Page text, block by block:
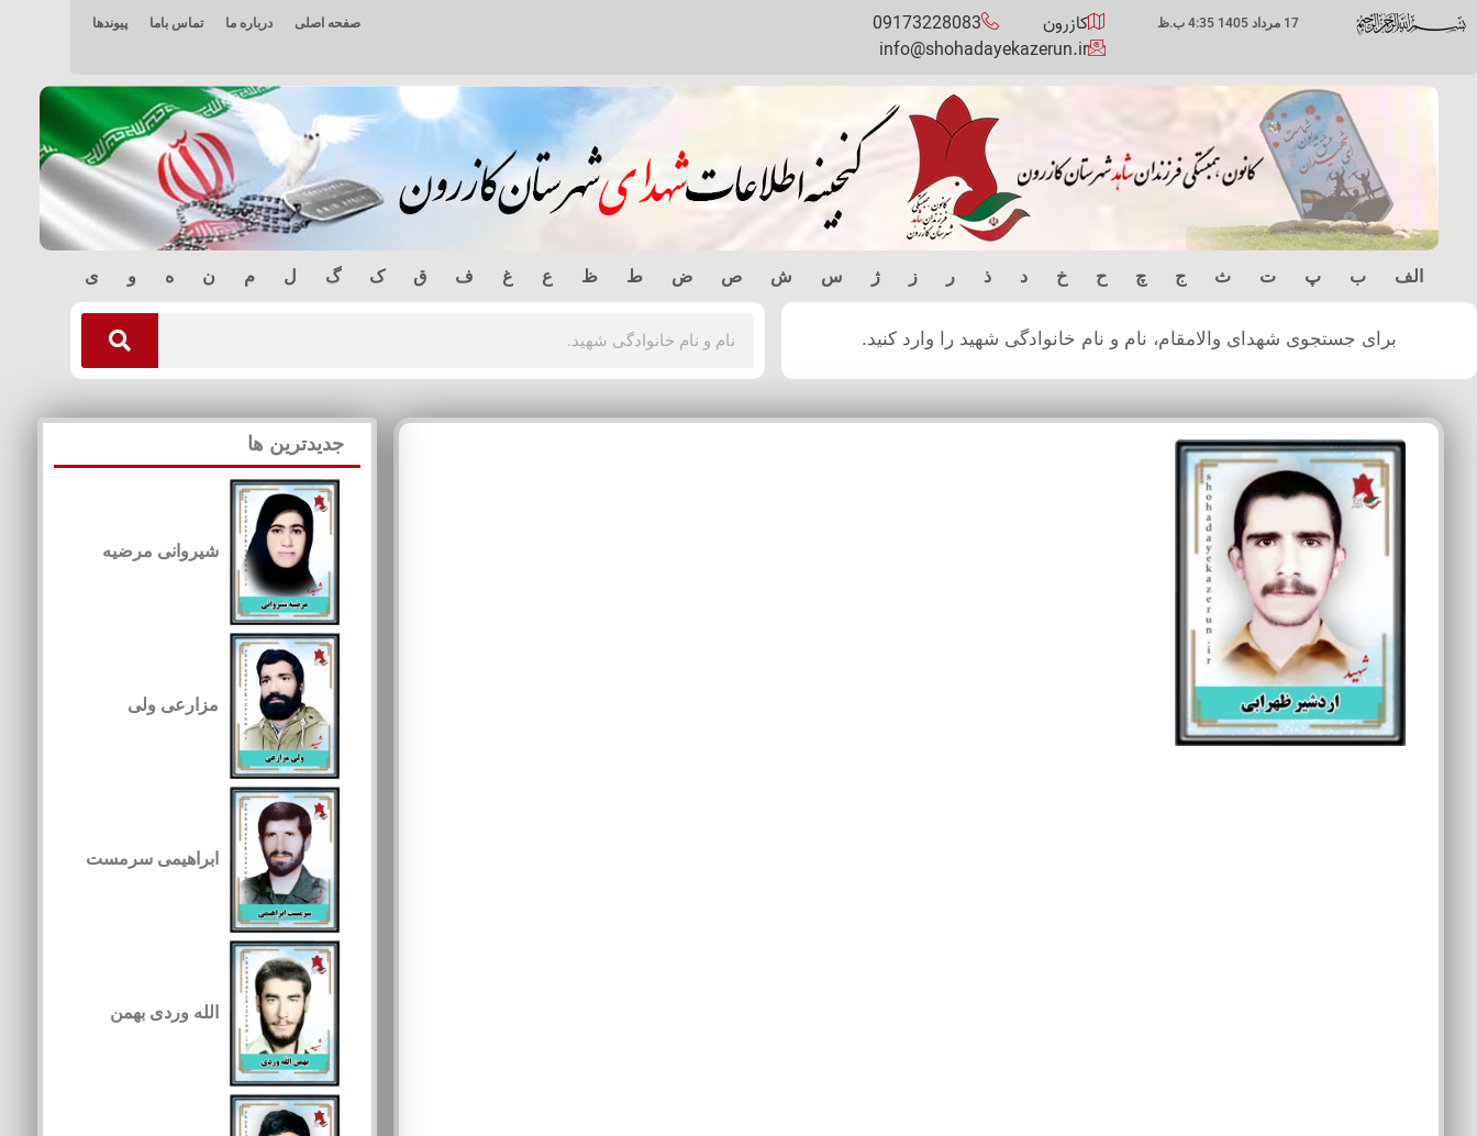
17 مرداد 1405 4:35 ب.ظ کازرون
09173228083
info@shohadayekazerun.ir
صفحه اصلی درباره ما تماس باما پیوندها
الف ب پ ت ث ج چ ح خ د ذ ر ز ژ س ش ص ض ط ظ ع غ ف ق ک گ ل م ن ه و ی
برای جستجوی شهدای والامقام، نام و نام خانوادگی شهید را وارد کنید.
جدیدترین ها
شیروانی مرضیه
مزارعی ولی
ابراهیمی سرمست
الله وردی بهمن